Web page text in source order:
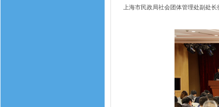
上海市民政局社会团体管理处副处